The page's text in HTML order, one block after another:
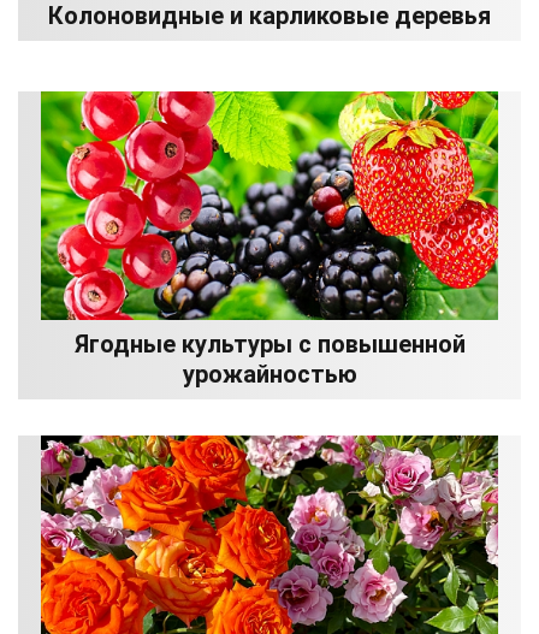
Колоновидные и карликовые деревья
Ягодные культуры с повышенной
урожайностью